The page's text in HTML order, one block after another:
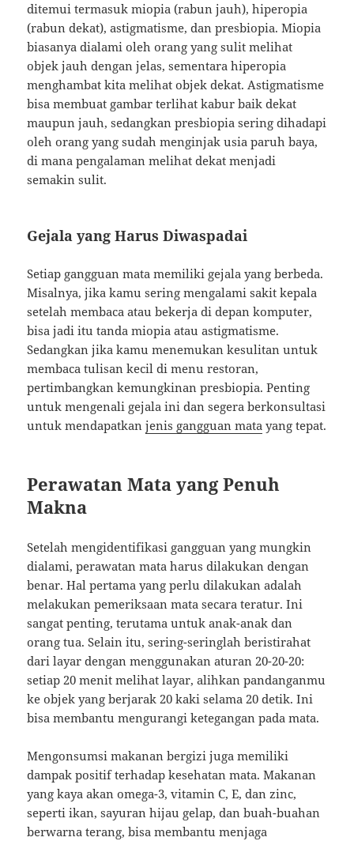
ditemui termasuk miopia (rabun jauh), hiperopia
(rabun dekat), astigmatisme, dan presbiopia. Miopia
biasanya dialami oleh orang yang sulit melihat
objek jauh dengan jelas, sementara hiperopia
menghambat kita melihat objek dekat. Astigmatisme
bisa membuat gambar terlihat kabur baik dekat
maupun jauh, sedangkan presbiopia sering dihadapi
oleh orang yang sudah menginjak usia paruh baya,
di mana pengalaman melihat dekat menjadi
semakin sulit.
Gejala yang Harus Diwaspadai
Setiap gangguan mata memiliki gejala yang berbeda.
Misalnya, jika kamu sering mengalami sakit kepala
setelah membaca atau bekerja di depan komputer,
bisa jadi itu tanda miopia atau astigmatisme.
Sedangkan jika kamu menemukan kesulitan untuk
membaca tulisan kecil di menu restoran,
pertimbangkan kemungkinan presbiopia. Penting
untuk mengenali gejala ini dan segera berkonsultasi
untuk mendapatkanjenis gangguan mata yang tepat.
Perawatan Mata yang Penuh
Makna
Setelah mengidentifikasi gangguan yang mungkin
dialami, perawatan mata harus dilakukan dengan
benar. Hal pertama yang perlu dilakukan adalah
melakukan pemeriksaan mata secara teratur. Ini
sangat penting, terutama untuk anak-anak dan
orang tua. Selain itu, sering-seringlah beristirahat
dari layar dengan menggunakan aturan 20-20-20:
setiap 20 menit melihat layar, alihkan pandanganmu
ke objek yang berjarak 20 kaki selama 20 detik. Ini
bisa membantu mengurangi ketegangan pada mata.
Mengonsumsi makanan bergizi juga memiliki
dampak positif terhadap kesehatan mata. Makanan
yang kaya akan omega-3, vitamin C, E, dan zinc,
seperti ikan, sayuran hijau gelap, dan buah-buahan
berwarna terang, bisa membantu menjaga